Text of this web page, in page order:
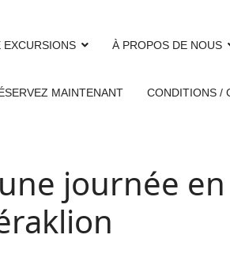
EXCURSIONS À PROPOS DE NOUS
MAINTENANT CONDITIONS /
journée